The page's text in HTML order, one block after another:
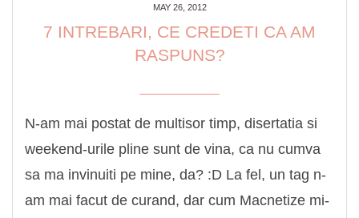
MAY 26, 2012
7 INTREBARI, CE CREDETI CA AM
RASPUNS?
N-am mai postat de multisor timp, disertatia si
weekend-urile pline sunt de vina, ca nu cumva
sa ma invinuiti pe mine, da? :D La fel, un tag n-
am mai facut de curand, dar cum Macnetize mi-